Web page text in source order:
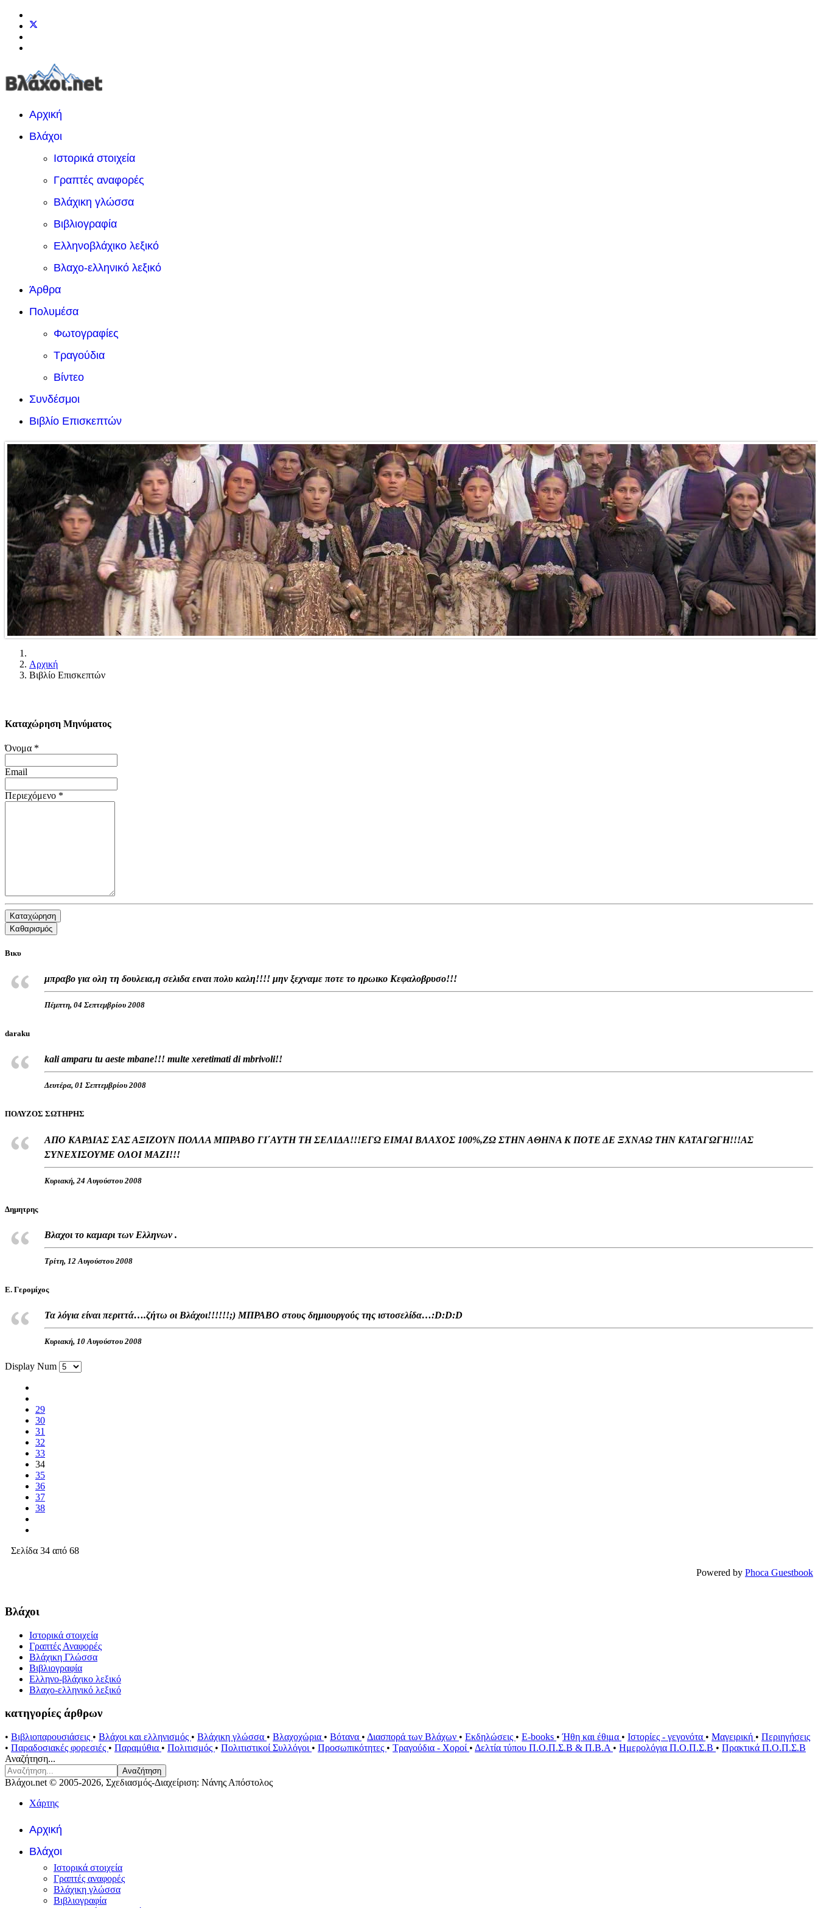
Αρχική
Βλάχοι
Ιστορικά στοιχεία
Γραπτές αναφορές
Βλάχικη γλώσσα
Βιβλιογραφία
Ελληνοβλάχικο λεξικό
Βλαχο-ελληνικό λεξικό
Άρθρα
Πολυμέσα
Φωτογραφίες
Τραγούδια
Βίντεο
Συνδέσμοι
Βιβλίο Επισκεπτών
Αρχική
Βιβλίο Επισκεπτών
Καταχώρηση Μηνύματος
Όνομα *
Email
Περιεχόμενο *
Καταχώρηση
Καθαρισμός
Βικυ
μπραβο για ολη τη δουλεια,η σελιδα ειναι πολυ καλη!!!! μην ξεχναμε ποτε το ηρωικο Κεφαλοβρυσο!!!
Πέμπτη, 04 Σεπτεμβρίου 2008
daraku
kali amparu tu aeste mbane!!! multe xeretimati di mbrivoli!!
Δευτέρα, 01 Σεπτεμβρίου 2008
ΠΟΛΥΖΟΣ ΣΩΤΗΡΗΣ
ΑΠΟ ΚΑΡΔΙΑΣ ΣΑΣ ΑΞΙΖΟΥΝ ΠΟΛΛΑ ΜΠΡΑΒΟ ΓΙ΄ΑΥΤΗ ΤΗ ΣΕΛΙΔΑ!!!ΕΓΩ ΕΙΜΑΙ ΒΛΑΧΟΣ 100%,ΖΩ ΣΤΗΝ ΑΘΗΝΑ Κ ΠΟΤΕ ΔΕ ΞΧΝΑΩ ΤΗΝ ΚΑΤΑΓΩΓΗ!!!ΑΣ
ΣΥΝΕΧΙΣΟΥΜΕ ΟΛΟΙ ΜΑΖΙ!!!
Κυριακή, 24 Αυγούστου 2008
Δημητρης
Βλαχοι το καμαρι των Ελληνων .
Τρίτη, 12 Αυγούστου 2008
Ε. Γερομίχος
Τα λόγια είναι περιττά….ζήτω οι Βλάχοι!!!!!!;) ΜΠΡΑΒΟ στους δημιουργούς της ιστοσελίδα…:D:D:D
Κυριακή, 10 Αυγούστου 2008
Display Num
29
30
31
32
33
34
35
36
37
38
Σελίδα 34 από 68
Powered by Phoca Guestbook
Βλάχοι
Ιστορικά στοιχεία
Γραπτές Αναφορές
Βλάχικη Γλώσσα
Βιβλιογραφία
Ελληνο-βλάχικο λεξικό
Βλαχο-ελληνικό λεξικό
κατηγορίες άρθρων
• Βιβλιοπαρουσιάσεις • Βλάχοι και ελληνισμός • Βλάχικη γλώσσα • Βλαχοχώρια • Βότανα • Διασπορά των Βλάχων • Εκδηλώσεις • E-books •Ήθη και έθιμα • Ιστορίες - γεγονότα • Μαγειρική • Περιηγήσεις
• Παραδοσιακές φορεσιές • Παραμύθια • Πολιτισμός • Πολιτιστικοί Συλλόγοι • Προσωπικότητες • Τραγούδια - Χοροί • Δελτία τύπου Π.Ο.Π.Σ.Β & Π.Β.Α • Ημερολόγια Π.Ο.Π.Σ.Β • Πρακτικά Π.Ο.Π.Σ.Β
Αναζήτηση...
Αναζήτηση
Βλάχοι.net © 2005-2026, Σχεδιασμός-Διαχείριση: Νάνης Απόστολος
Χάρτης
Αρχική
Βλάχοι
Ιστορικά στοιχεία
Γραπτές αναφορές
Βλάχικη γλώσσα
Βιβλιογραφία